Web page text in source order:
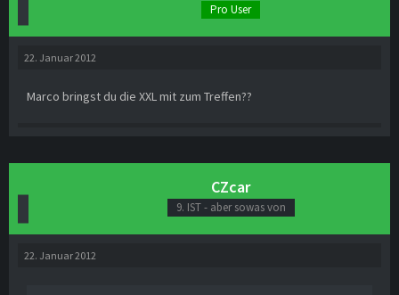
Pro User
22. Januar 2012
Marco bringst du die XXL mit zum Treffen??
CZcar
9. IST - aber sowas von
22. Januar 2012